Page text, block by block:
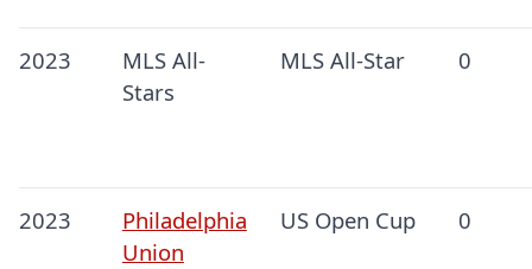
2023
MLS All-
Stars
MLS All-Star 0
2023
Philadelphia
Union
US Open Cup 0